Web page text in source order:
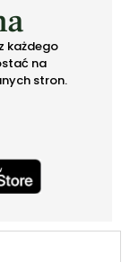
każdego
na
stron.